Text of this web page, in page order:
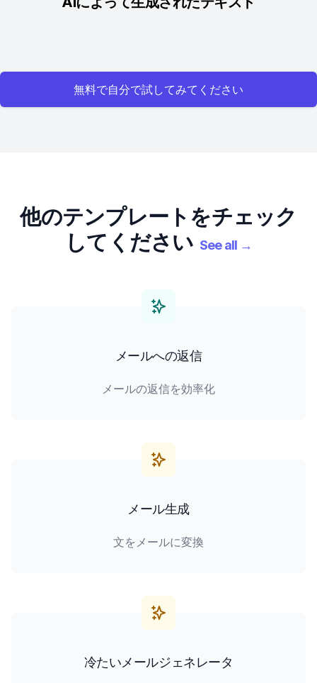
無料で自分で試してみてください
他のテンプレートをチェック
してください See all →
メールへの返信
メールの返信を効率化
メール生成
文をメールに変換
冷たいメールジェネレータ